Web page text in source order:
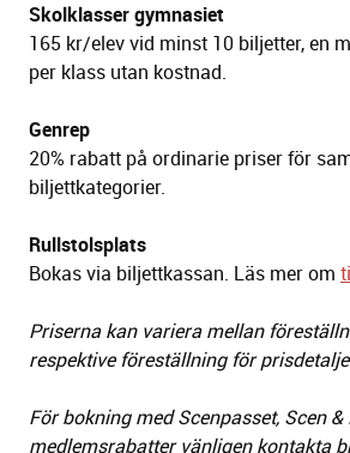
Skolklasser gymnasiet
165 kr/elev vid minst 10 biljetter, en
per klass utan kostnad.
Genrep
20% rabatt på ordinarie priser för
biljettkategorier.
Rullstolsplats
Bokas via biljettkassan. Läs mer om
Priserna kan variera mellan
respektive föreställning för
För bokning med Scenpasset, Scen
medlemsrabatter vänligen kontakta